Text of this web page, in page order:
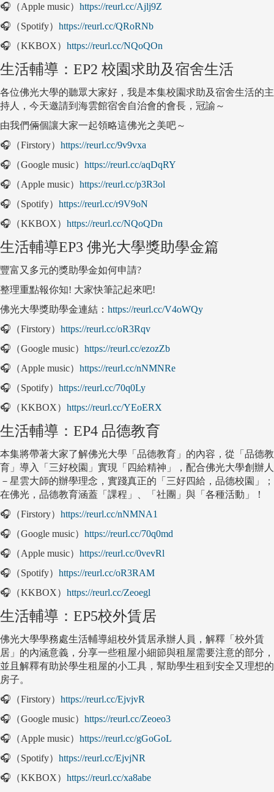
🎧（Apple music） https://reurl.cc/Ajlj9Z
🎧（Spotify） https://reurl.cc/QRoRNb
🎧（KKBOX） https://reurl.cc/NQoQOn
生活輔導：EP2 校園求助及宿舍生活
各位佛光大學的聽眾大家好，我是本集校園求助及宿舍生活的主
持人，今天邀請到海雲館宿舍自治會的會長，冠諭～
由我們倆個讓大家一起領略這佛光之美吧～
🎧（Firstory） https://reurl.cc/9v9vxa
🎧（Google music） https://reurl.cc/aqDqRY
🎧（Apple music） https://reurl.cc/p3R3ol
🎧（Spotify） https://reurl.cc/r9V9oN
🎧（KKBOX） https://reurl.cc/NQoQDn
生活輔導EP3 佛光大學獎助學金篇
豐富又多元的獎助學金如何申請?
整理重點報你知! 大家快筆記起來吧!
佛光大學獎助學金連結： https://reurl.cc/V4oWQy
🎧（Firstory） https://reurl.cc/oR3Rqv
🎧（Google music） https://reurl.cc/ezozZb
🎧（Apple music） https://reurl.cc/nNMNRe
🎧（Spotify） https://reurl.cc/70q0Ly
🎧（KKBOX） https://reurl.cc/YEoERX
生活輔導：EP4 品德教育
本集將帶著大家了解佛光大學「品德教育」的內容，從「品德教
育」導入「三好校園」實現「四給精神」，配合佛光大學創辦人
－星雲大師的辦學理念，實踐真正的「三好四給，品德校園」；
在佛光，品德教育涵蓋「課程」、「社團」與「各種活動」！
🎧（Firstory） https://reurl.cc/nNMNA1
🎧（Google music） https://reurl.cc/70q0md
🎧（Apple music） https://reurl.cc/0vevRl
🎧（Spotify） https://reurl.cc/oR3RAM
🎧（KKBOX） https://reurl.cc/Zeoegl
生活輔導：EP5校外賃居
佛光大學學務處生活輔導組校外賃居承辦人員，解釋「校外賃
居」的內涵意義，分享一些租屋小細節與租屋需要注意的部分，
並且解釋有助於學生租屋的小工具，幫助學生租到安全又理想的
房子。
🎧（Firstory） https://reurl.cc/EjvjvR
🎧（Google music） https://reurl.cc/Zeoeo3
🎧（Apple music） https://reurl.cc/gGoGoL
🎧（Spotify） https://reurl.cc/EjvjNR
🎧（KKBOX） https://reurl.cc/xa8abe